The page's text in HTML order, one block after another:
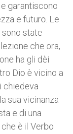
garantiscono
e futuro. Le
state
che ora,
ha gli dèi
Dio è vicino a
chiedeva
sua vicinanza
e di una
è il Verbo